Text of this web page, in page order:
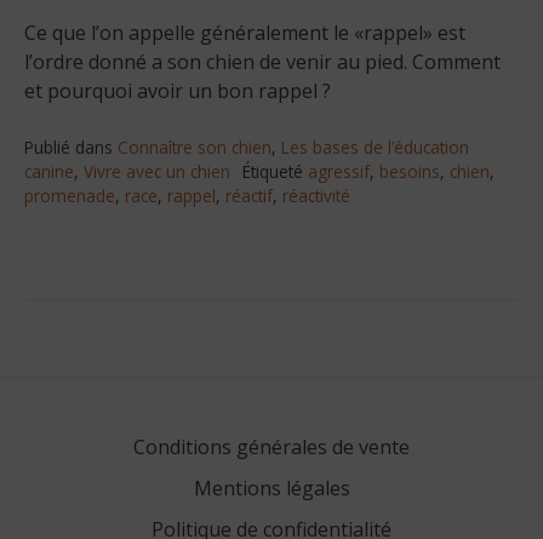
Ce que l’on appelle généralement le «rappel» est
l’ordre donné a son chien de venir au pied. Comment
et pourquoi avoir un bon rappel ?
Publié dans Connaître son chien, Les bases de l’éducation
canine, Vivre avec un chien Étiqueté agressif, besoins, chien,
promenade, race, rappel, réactif, réactivité
Conditions générales de vente
Mentions légales
Politique de confidentialité